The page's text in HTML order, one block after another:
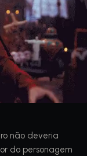
não deveria
do personagem